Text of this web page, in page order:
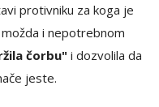
protivniku za koga je
i nepotrebnom
čorbu" i dozvolila da
jeste.